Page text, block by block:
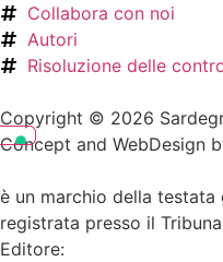
Collabora con noi
Autori
Risoluzione delle
Copyright © 2026
Concept and WebDesign
è un marchio della testata
registrata presso il
Editore: